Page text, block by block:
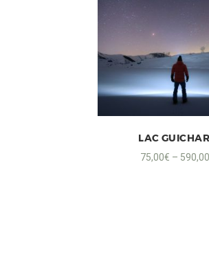
LAC
75,00€ –